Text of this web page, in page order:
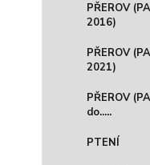
PŘEROV
2016)
PŘEROV
2021)
PŘEROV
do.....
PTENÍ